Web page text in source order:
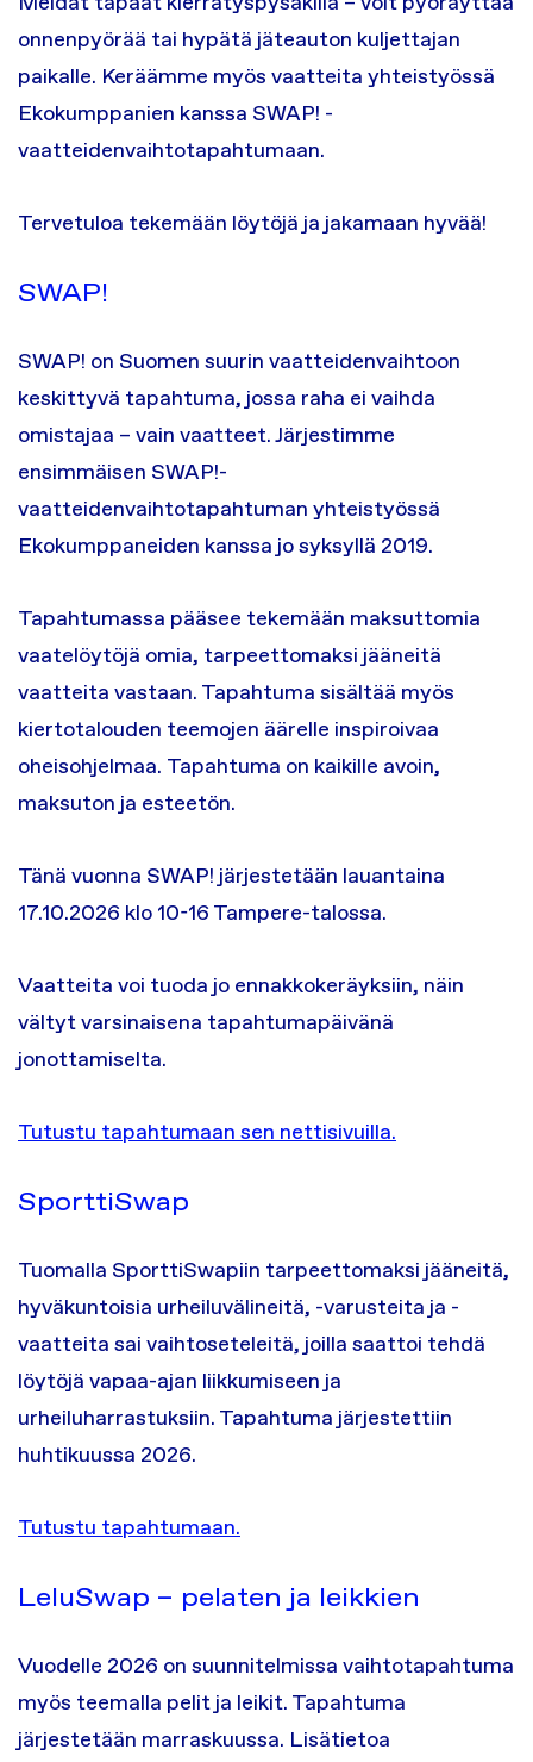
onnenpyörää tai hypätä jäteauton kuljettajan
paikalle. Keräämme myös vaatteita yhteistyössä
Ekokumppanien kanssa SWAP! -
vaatteidenvaihtotapahtumaan.
Tervetuloa tekemään löytöjä ja jakamaan hyvää!
SWAP!
SWAP! on Suomen suurin vaatteidenvaihtoon
keskittyvä tapahtuma, jossa raha ei vaihda
omistajaa – vain vaatteet. Järjestimme
ensimmäisen SWAP!-
vaatteidenvaihtotapahtuman yhteistyössä
Ekokumppaneiden kanssa jo syksyllä 2019.
Tapahtumassa pääsee tekemään maksuttomia
vaatelöytöjä omia, tarpeettomaksi jääneitä
vaatteita vastaan. Tapahtuma sisältää myös
kiertotalouden teemojen äärelle inspiroivaa
oheisohjelmaa. Tapahtuma on kaikille avoin,
maksuton ja esteetön.
Tänä vuonna SWAP! järjestetään lauantaina
17.10.2026 klo 10-16 Tampere-talossa.
Vaatteita voi tuoda jo ennakkokeräyksiin, näin
vältyt varsinaisena tapahtumapäivänä
jonottamiselta.
Tutustu tapahtumaan sen nettisivuilla.
SporttiSwap
Tuomalla SporttiSwapiin tarpeettomaksi jääneitä,
hyväkuntoisia urheiluvälineitä, -varusteita ja -
vaatteita sai vaihtoseteleitä, joilla saattoi tehdä
löytöjä vapaa-ajan liikkumiseen ja
urheiluharrastuksiin. Tapahtuma järjestettiin
huhtikuussa 2026.
Tutustu tapahtumaan.
LeluSwap – pelaten ja leikkien
Vuodelle 2026 on suunnitelmissa vaihtotapahtuma
myös teemalla pelit ja leikit. Tapahtuma
järjestetään marraskuussa. Lisätietoa